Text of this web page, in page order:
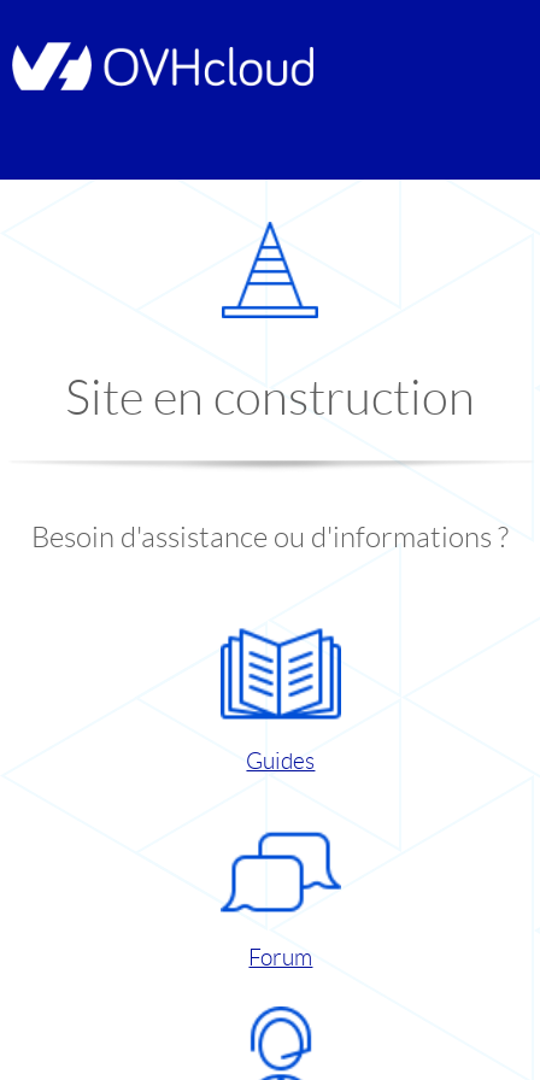
Site en construction
Besoin d'assistance ou d'informations ?
Guides
Forum